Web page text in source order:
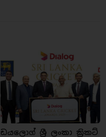
ඩයලොග් ශ්‍රී ලංකා ක්‍රිකට්